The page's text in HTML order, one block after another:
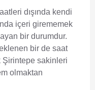
dışında kendi
içeri girememek
bir durumdur.
bir de saat
Şirintepe sakinleri
olmaktan